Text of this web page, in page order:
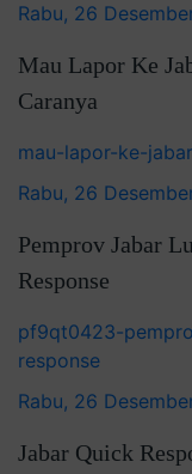
Rabu, 26
Mau Lapor Ke
Caranya
mau-lapor-ke-
Rabu, 26
Pemprov Jabar
Response
pf9qt0423-
response
Rabu, 26
Jabar Quick